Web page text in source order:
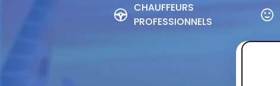
CHAUFFEURS
PROFESSIONNELS